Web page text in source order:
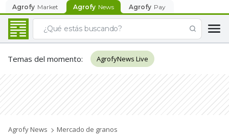
Agrofy Market Agrofy News Agrofy Pay
Temas del momento: AgrofyNews Live
Agrofy News Mercado de granos